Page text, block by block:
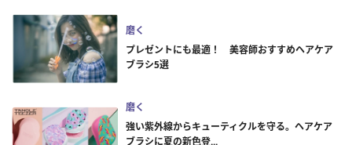
磨く
プレゼントにも最適！ 美容師おすすめヘアケア
ブラシ5選
磨く
強い紫外線からキューティクルを守る。ヘアケア
ブラシに夏の新色登...